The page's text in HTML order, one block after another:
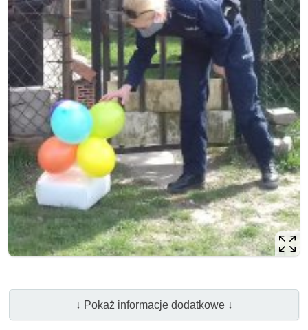
↓ Pokaż informacje dodatkowe ↓